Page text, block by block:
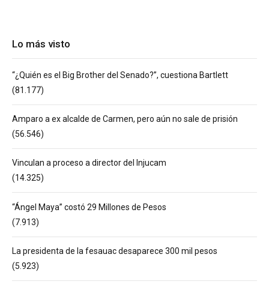
Lo más visto
“¿Quién es el Big Brother del Senado?”, cuestiona Bartlett
(81.177)
Amparo a ex alcalde de Carmen, pero aún no sale de prisión
(56.546)
Vinculan a proceso a director del Injucam
(14.325)
“Ángel Maya” costó 29 Millones de Pesos
(7.913)
La presidenta de la fesauac desaparece 300 mil pesos
(5.923)